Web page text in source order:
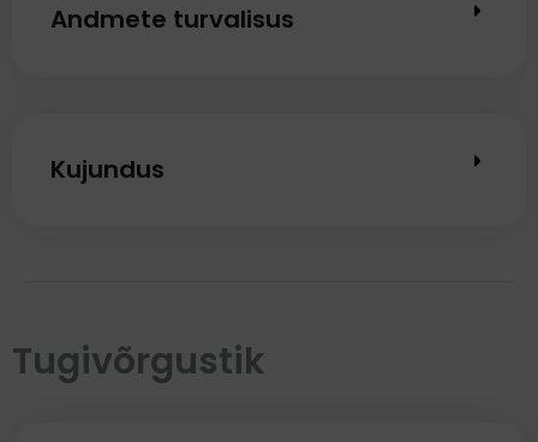
Andmete turvalisus
Kujundus
Tugivõrgustik